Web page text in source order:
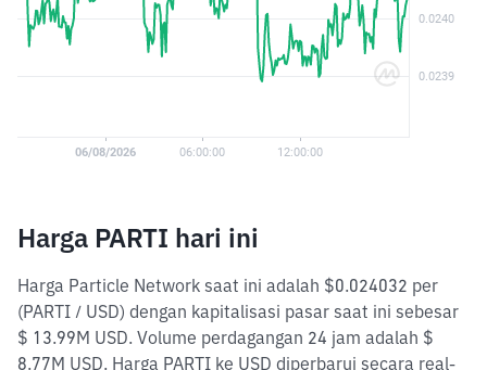
Harga PARTI hari ini
Harga Particle Network saat ini adalah $0.024032 per
(PARTI / USD) dengan kapitalisasi pasar saat ini sebesar
$ 13.99M USD. Volume perdagangan 24 jam adalah $
8.77M USD. Harga PARTI ke USD diperbarui secara real-